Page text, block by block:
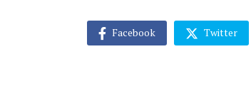
Facebook Twitter